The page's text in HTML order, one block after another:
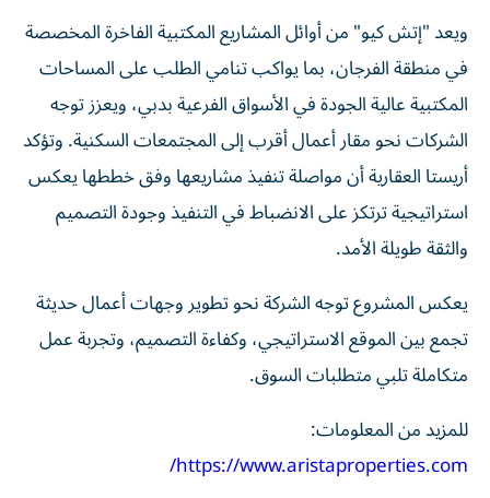
ويعد "إتش كيو" من أوائل المشاريع المكتبية الفاخرة المخصصة
في منطقة الفرجان، بما يواكب تنامي الطلب على المساحات
المكتبية عالية الجودة في الأسواق الفرعية بدبي، ويعزز توجه
الشركات نحو مقار أعمال أقرب إلى المجتمعات السكنية. وتؤكد
أريستا العقارية أن مواصلة تنفيذ مشاريعها وفق خططها يعكس
استراتيجية ترتكز على الانضباط في التنفيذ وجودة التصميم
والثقة طويلة الأمد.
يعكس المشروع توجه الشركة نحو تطوير وجهات أعمال حديثة
تجمع بين الموقع الاستراتيجي، وكفاءة التصميم، وتجربة عمل
متكاملة تلبي متطلبات السوق.
للمزيد من المعلومات:
https://www.aristaproperties.com/